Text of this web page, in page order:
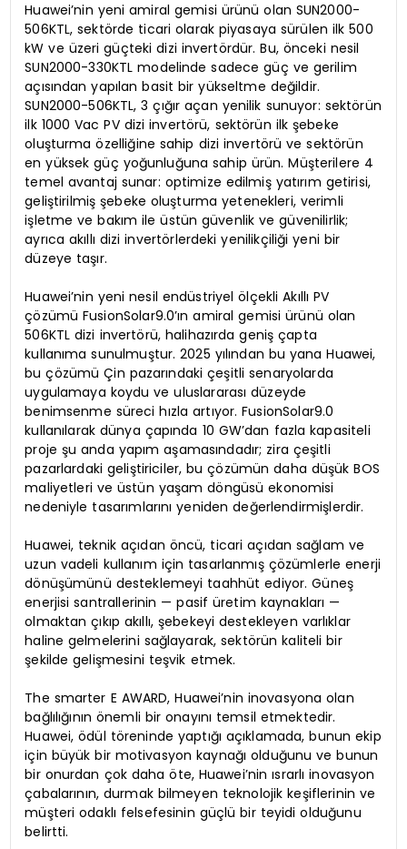
Huawei’nin yeni amiral gemisi ürünü olan SUN2000-
506KTL, sektörde ticari olarak piyasaya sürülen ilk 500
kW ve üzeri güçteki dizi invertördür. Bu, önceki nesil
SUN2000-330KTL modelinde sadece güç ve gerilim
açısından yapılan basit bir yükseltme değildir.
SUN2000-506KTL, 3 çığır açan yenilik sunuyor: sektörün
ilk 1000 Vac PV dizi invertörü, sektörün ilk şebeke
oluşturma özelliğine sahip dizi invertörü ve sektörün
en yüksek güç yoğunluğuna sahip ürün. Müşterilere 4
temel avantaj sunar: optimize edilmiş yatırım getirisi,
geliştirilmiş şebeke oluşturma yetenekleri, verimli
işletme ve bakım ile üstün güvenlik ve güvenilirlik;
ayrıca akıllı dizi invertörlerdeki yenilikçiliği yeni bir
düzeye taşır.
Huawei’nin yeni nesil endüstriyel ölçekli Akıllı PV
çözümü FusionSolar9.0’ın amiral gemisi ürünü olan
506KTL dizi invertörü, halihazırda geniş çapta
kullanıma sunulmuştur. 2025 yılından bu yana Huawei,
bu çözümü Çin pazarındaki çeşitli senaryolarda
uygulamaya koydu ve uluslararası düzeyde
benimsenme süreci hızla artıyor. FusionSolar9.0
kullanılarak dünya çapında 10 GW’dan fazla kapasiteli
proje şu anda yapım aşamasındadır; zira çeşitli
pazarlardaki geliştiriciler, bu çözümün daha düşük BOS
maliyetleri ve üstün yaşam döngüsü ekonomisi
nedeniyle tasarımlarını yeniden değerlendirmişlerdir.
Huawei, teknik açıdan öncü, ticari açıdan sağlam ve
uzun vadeli kullanım için tasarlanmış çözümlerle enerji
dönüşümünü desteklemeyi taahhüt ediyor. Güneş
enerjisi santrallerinin — pasif üretim kaynakları —
olmaktan çıkıp akıllı, şebekeyi destekleyen varlıklar
haline gelmelerini sağlayarak, sektörün kaliteli bir
şekilde gelişmesini teşvik etmek.
The smarter E AWARD, Huawei’nin inovasyona olan
bağlılığının önemli bir onayını temsil etmektedir.
Huawei, ödül töreninde yaptığı açıklamada, bunun ekip
için büyük bir motivasyon kaynağı olduğunu ve bunun
bir onurdan çok daha öte, Huawei’nin ısrarlı inovasyon
çabalarının, durmak bilmeyen teknolojik keşiflerinin ve
müşteri odaklı felsefesinin güçlü bir teyidi olduğunu
belirtti.